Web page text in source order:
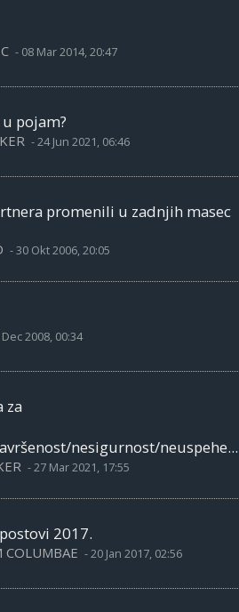
- 08 Mar 2014, 20:47
pojam?
-24 Jun 2021, 06:46
promenili u zadnjih masec
-30 Okt 2006, 20:05
2008, 00:34
za
nesigurnost/neuspehe...
-27 Mar 2021, 17:55
2017.
COLUMBAE -20 Jan 2017, 02:56